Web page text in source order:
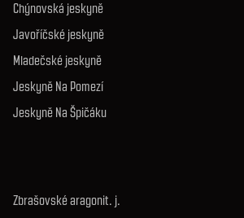
Chýnovská jeskyně
Javoříčské jeskyně
Mladečské jeskyně
Jeskyně Na Pomezí
Jeskyně Na Špičáku
Zbrašovské aragonit. j.